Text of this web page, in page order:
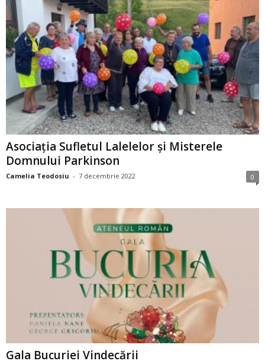
Asociația Sufletul Lalelelor și Misterele
Domnului Parkinson
Camelia Teodosiu - 7 decembrie 2022 0
Gala Bucuriei Vindecării